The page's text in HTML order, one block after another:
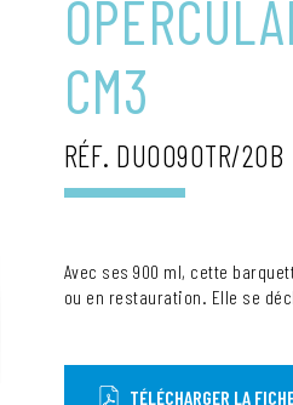
CM3
RÉF. DUO090TR/20B
Avec ses 900 ml, cette
ou en restauration. Elle se
TÉLÉCHARGER LA